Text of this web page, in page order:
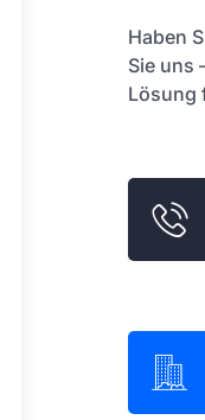
Haben
Sie uns
Lösung